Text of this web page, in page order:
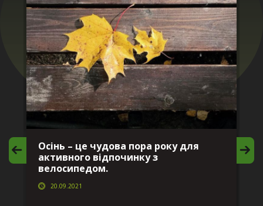
Осінь – це чудова пора року для
активного відпочинку з
велосипедом.
20.09.2021